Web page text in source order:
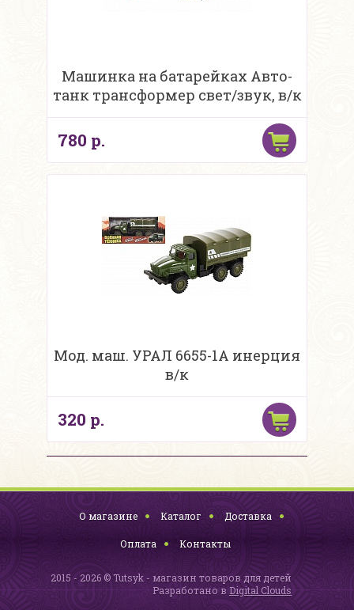
Машинка на батарейках Авто-
танк трансформер свет/звук, в/к
780 р.
Мод. маш. УРАЛ 6655-1A инерция
в/к
320 р.
О магазине Каталог Доставка
Оплата Контакты
2015 - 2026 © Tutsyk - магазин товаров для детей
Разработано в Digital Clouds